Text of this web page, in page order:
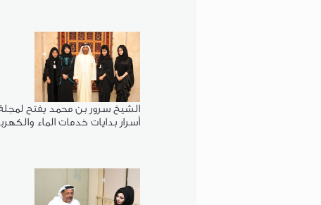
الشيخ سرور بن محمد يفتح
أسرار بدايات خدمات الماء